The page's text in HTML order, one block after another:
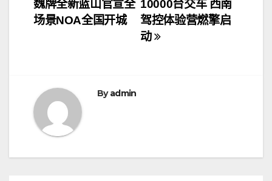
章
10000台交车 西南
驾控体验营燃擎启
动
魏牌全新蓝山官宣全
场景NOA全国开城
Byadmin